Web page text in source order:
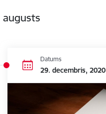
augusts
Datums
29. decembris, 2020